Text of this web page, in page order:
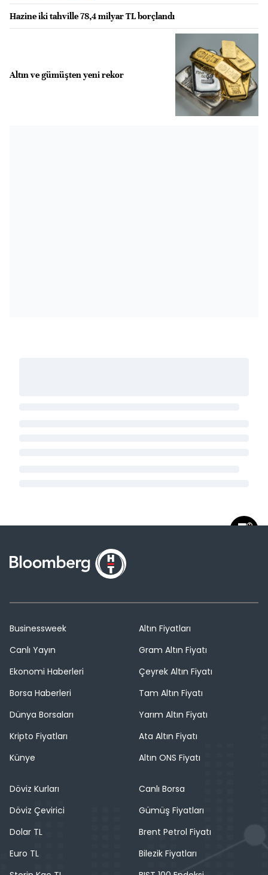
Hazine iki tahville 78,4 milyar TL borçlandı
Altın ve gümüşten yeni rekor
Businessweek
Canlı Yayın
Ekonomi Haberleri
Borsa Haberleri
Dünya Borsaları
Kripto Fiyatları
Künye
Altın Fiyatları
Gram Altın Fiyatı
Çeyrek Altın Fiyatı
Tam Altın Fiyatı
Yarım Altın Fiyatı
Ata Altın Fiyatı
Altın ONS Fiyatı
Döviz Kurları
Döviz Çevirici
Dolar TL
Euro TL
Canlı Borsa
Gümüş Fiyatları
Brent Petrol Fiyatı
Bilezik Fiyatları